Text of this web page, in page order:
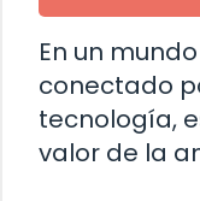
En un
conectado
tecnología,
valor de la